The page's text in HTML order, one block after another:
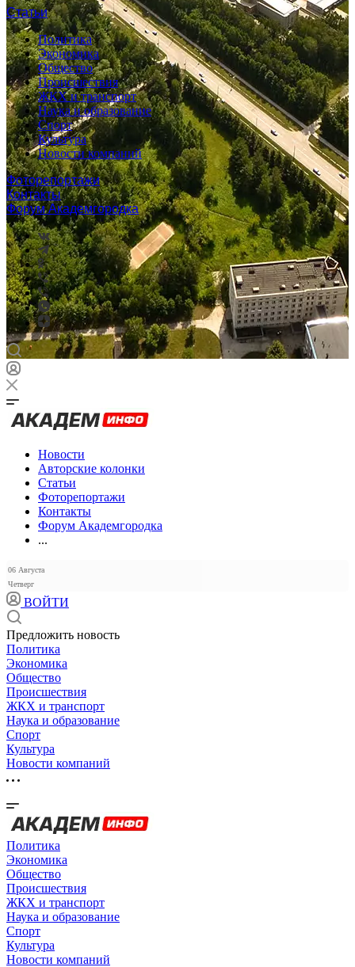
Статьи
Политика
Экономика
Общество
Происшествия
ЖКХ и транспорт
Наука и образование
Спорт
Культура
Новости компаний
Фоторепортажи
Контакты
Форум Академгородка
Новости
Авторские колонки
Статьи
Фоторепортажи
Контакты
Форум Академгородка
...
06 Августа
Четверг
ВОЙТИ
Предложить новость
Политика
Экономика
Общество
Происшествия
ЖКХ и транспорт
Наука и образование
Спорт
Культура
Новости компаний
Политика
Экономика
Общество
Происшествия
ЖКХ и транспорт
Наука и образование
Спорт
Культура
Новости компаний